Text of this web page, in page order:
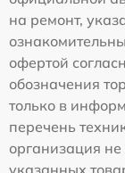
на ремонт,
офертой
обозначения
только в
перечень
организация
указанных